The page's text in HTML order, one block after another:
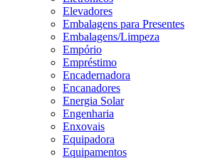
Elevadores
Embalagens para Presentes
Embalagens/Limpeza
Empório
Empréstimo
Encadernadora
Encanadores
Energia Solar
Engenharia
Enxovais
Equipadora
Equipamentos